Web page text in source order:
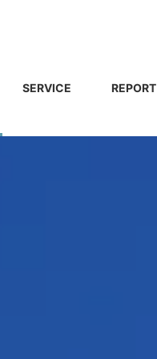
SERVICE REPORT